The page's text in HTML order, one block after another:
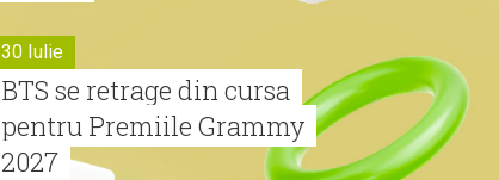
30 Iulie
BTS se retrage din cursa
pentru Premiile Grammy
2027